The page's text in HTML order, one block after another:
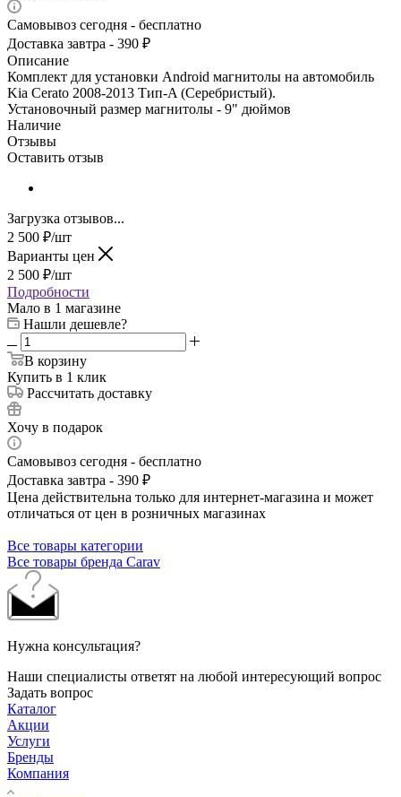
Самовывоз сегодня - бесплатно
Доставка завтра - 390 ₽
Описание
Комплект для установки Android магнитолы на автомобиль
Kia Cerato 2008-2013 Тип-A (Серебристый).
Установочный размер магнитолы - 9" дюймов
Наличие
Отзывы
Оставить отзыв
Загрузка отзывов...
2 500 ₽/шт
Варианты цен
2 500 ₽/шт
Подробности
Мало в 1 магазине
Нашли дешевле?
В корзину
Купить в 1 клик
Рассчитать доставку
Хочу в подарок
Самовывоз сегодня - бесплатно
Доставка завтра - 390 ₽
Цена действительна только для интернет-магазина и может
отличаться от цен в розничных магазинах
Все товары категории
Все товары бренда Carav
Нужна консультация?
Наши специалисты ответят на любой интересующий вопрос
Задать вопрос
Каталог
Акции
Услуги
Бренды
Компания